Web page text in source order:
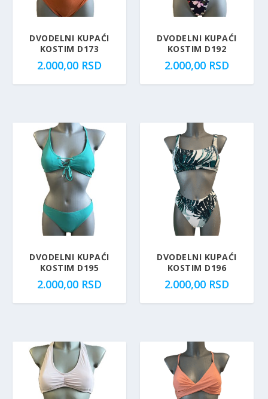
DVODELNI KUPAĆI
KOSTIM D173
2.000,00 RSD
DVODELNI KUPAĆI
KOSTIM D192
2.000,00 RSD
DVODELNI KUPAĆI
KOSTIM D195
2.000,00 RSD
DVODELNI KUPAĆI
KOSTIM D196
2.000,00 RSD